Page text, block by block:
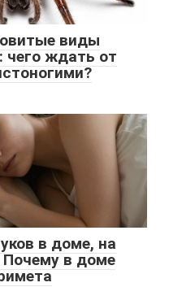
виды
чего ждать от
в доме, на
Почему в доме